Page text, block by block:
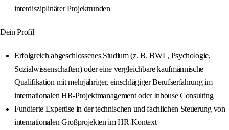
interdisziplinärer Projektrunden
Dein Profil
Erfolgreich abgeschlossenes Studium (z. B. BWL, Psychologie,
Sozialwissenschaften) oder eine vergleichbare kaufmännische
Qualifikation mit mehrjähriger, einschlägiger Berufserfahrung im
internationalen HR-Projektmanagement oder Inhouse Consulting
Fundierte Expertise in der technischen und fachlichen Steuerung von
internationalen Großprojekten im HR-Kontext